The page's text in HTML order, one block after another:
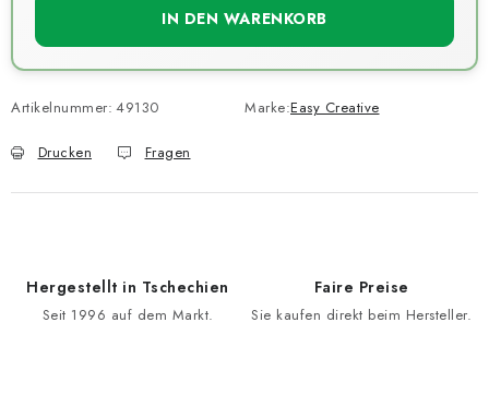
IN DEN WARENKORB
Artikelnummer: 49130 Marke:Easy Creative
Drucken Fragen
Hergestellt in Tschechien
Seit 1996 auf dem Markt.
Faire Preise
Sie kaufen direkt beim Hersteller.